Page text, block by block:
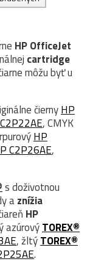
HP OfficeJet
cartridge
môžu byť u
čiernyHP
, CMYK
HP
C2P26AE,
s doživotnou
aznížia
HP
azúrovýTOREX®
, žltýTOREX®
.